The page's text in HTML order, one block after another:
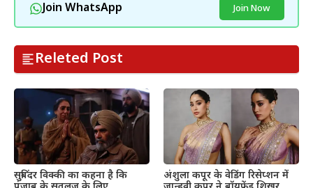
Join WhatsApp Join Now
Releted Post
सुबिंदर विक्की का कहना है कि
अंशुला कपूर के वेडिंग रिसेप्शन में